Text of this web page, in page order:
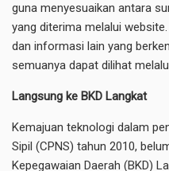
guna menyesuaikan antara
yang diterima melalui
dan informasi lain yang
semuanya dapat dilihat
Langsung ke BKD Langkat
Kemajuan teknologi dalam
Sipil (CPNS) tahun 2010,
Kepegawaian Daerah (BKD)